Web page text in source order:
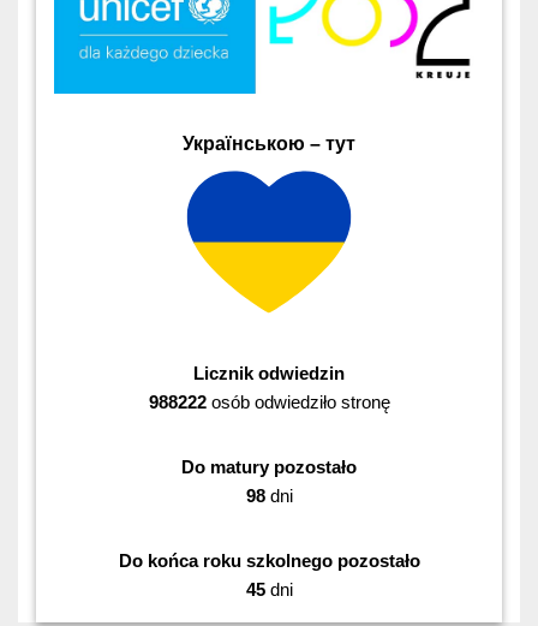
Українською – тут
Licznik odwiedzin
988222osób odwiedziło stronę
Do matury pozostało
98dni
Do końca roku szkolnego pozostało
45dni